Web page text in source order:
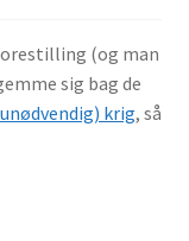
(og man
sig bag de
unødvendig) krig, så